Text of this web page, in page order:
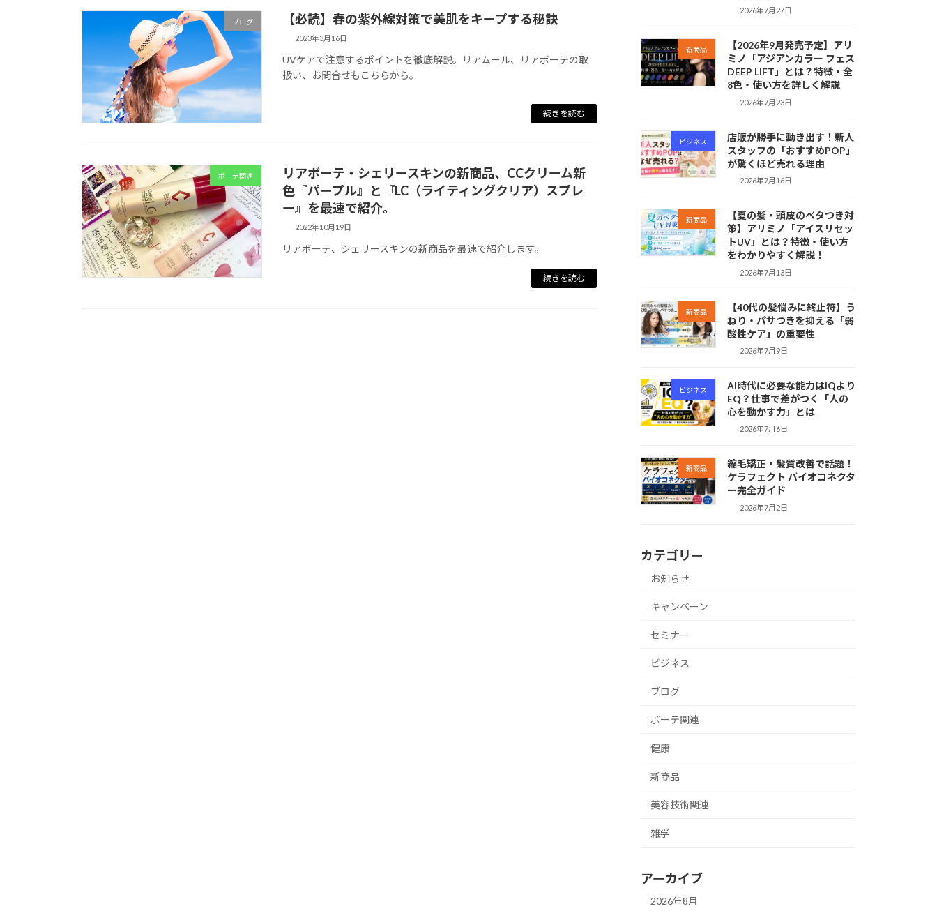
ブログ 【必読】春の紫外線対策で美肌をキープする秘訣
2023年3月16日
UVケアで注意するポイントを徹底解説。リアムール、リアボーテの取
扱い、お問合せもこちらから。
続きを読む
ボーテ関連
リアボーテ・シェリースキンの新商品、CCクリーム新
色『パープル』と『LC（ライティングクリア）スプレ
ー』を最速で紹介。
2022年10月19日
リアボーテ、シェリースキンの新商品を最速で紹介します。
続きを読む
2026年7月27日
新商品
【2026年9月発売予定】アリ
ミノ「アジアンカラー フェス
DEEP LIFT」とは？特徴・全
8色・使い方を詳しく解説
2026年7月23日
ビジネス
店販が勝手に動き出す！新人
スタッフの「おすすめPOP」
が驚くほど売れる理由
2026年7月16日
新商品
【夏の髪・頭皮のベタつき対
策】アリミノ「アイスリセッ
トUV」とは？特徴・使い方
をわかりやすく解説！
2026年7月13日
新商品
【40代の髪悩みに終止符】う
ねり・パサつきを抑える「弱
酸性ケア」の重要性
2026年7月9日
ビジネス
AI時代に必要な能力はIQより
EQ？仕事で差がつく「人の
心を動かす力」とは
2026年7月6日
新商品
縮毛矯正・髪質改善で話題！
ケラフェクト バイオコネクタ
ー完全ガイド
2026年7月2日
カテゴリー
お知らせ
キャンペーン
セミナー
ビジネス
ブログ
ボーテ関連
健康
新商品
美容技術関連
雑学
アーカイブ
2026年8月